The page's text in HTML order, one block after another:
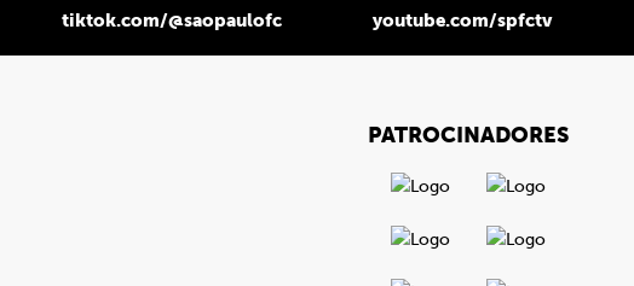
tiktok.com/@saopaulofc youtube.com/spfctv
PATROCINADORES